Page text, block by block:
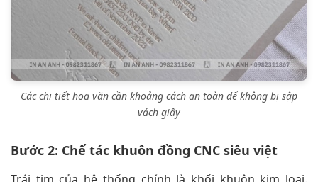
Các chi tiết hoa văn cần khoảng cách an toàn để không bị sập
vách giấy
Bước 2: Chế tác khuôn đồng CNC siêu việt